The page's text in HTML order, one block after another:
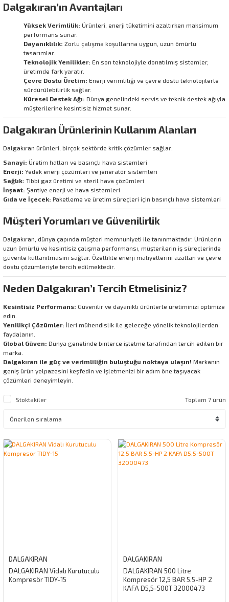
Dalgakıran’ın Avantajları
Yüksek Verimlilik: Ürünleri, enerji tüketimini azaltırken maksimum
performans sunar.
Dayanıklılık: Zorlu çalışma koşullarına uygun, uzun ömürlü
tasarımlar.
Teknolojik Yenilikler: En son teknolojiyle donatılmış sistemler,
üretimde fark yaratır.
Çevre Dostu Üretim: Enerji verimliliği ve çevre dostu teknolojilerle
sürdürülebilirlik sağlar.
Küresel Destek Ağı: Dünya genelindeki servis ve teknik destek ağıyla
müşterilerine kesintisiz hizmet sunar.
Dalgakıran Ürünlerinin Kullanım Alanları
Dalgakıran ürünleri, birçok sektörde kritik çözümler sağlar:
Sanayi: Üretim hatları ve basınçlı hava sistemleri
Enerji: Yedek enerji çözümleri ve jeneratör sistemleri
Sağlık: Tıbbi gaz üretimi ve steril hava çözümleri
İnşaat: Şantiye enerji ve hava sistemleri
Gıda ve İçecek: Paketleme ve üretim süreçleri için basınçlı hava sistemleri
Müşteri Yorumları ve Güvenilirlik
Dalgakıran, dünya çapında müşteri memnuniyeti ile tanınmaktadır. Ürünlerin
uzun ömürlü ve kesintisiz çalışma performansı, müşterilerin iş süreçlerinde
güvenle kullanılmasını sağlar. Özellikle enerji maliyetlerini azaltan ve çevre
dostu çözümleriyle tercih edilmektedir.
Neden Dalgakıran’ı Tercih Etmelisiniz?
Kesintisiz Performans: Güvenilir ve dayanıklı ürünlerle üretiminizi optimize
edin.
Yenilikçi Çözümler: İleri mühendislik ile geleceğe yönelik teknolojilerden
faydalanın.
Global Güven: Dünya genelinde binlerce işletme tarafından tercih edilen bir
marka.
Dalgakıran ile güç ve verimliliğin buluştuğu noktaya ulaşın! Markanın
geniş ürün yelpazesini keşfedin ve işletmenizi bir adım öne taşıyacak
çözümleri deneyimleyin.
Stoktakiler Toplam 7 ürün
DALGAKIRAN
DALGAKIRAN Vidalı Kurutuculu
Kompresör TIDY-15
DALGAKIRAN
DALGAKIRAN 500 Litre
Kompresör 12,5 BAR 5.5-HP 2
KAFA D5,5-500T 32000473